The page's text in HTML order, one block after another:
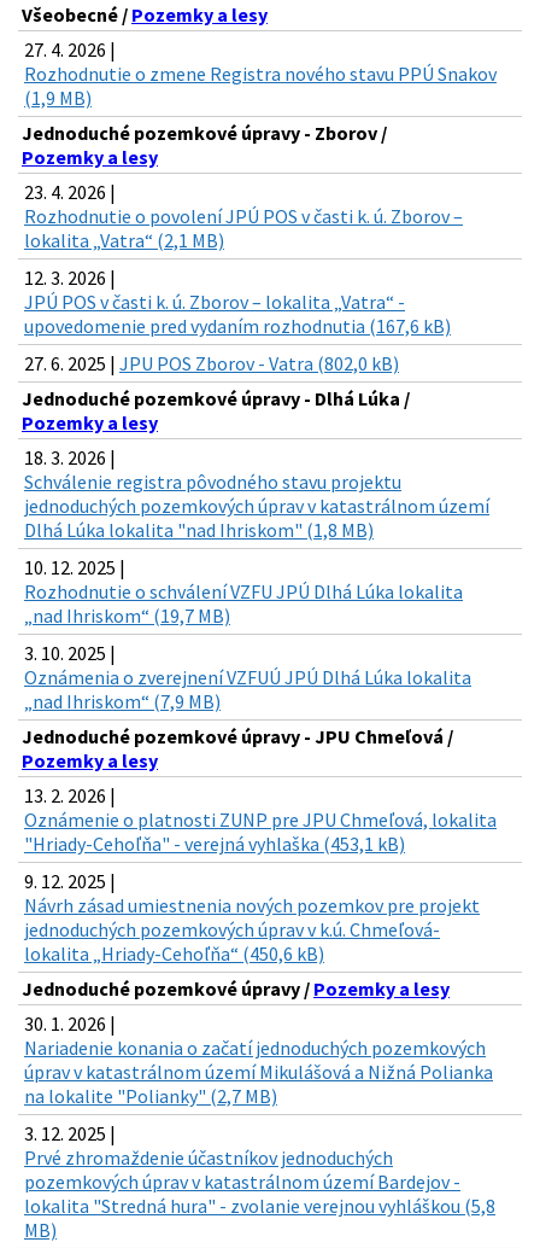
Všeobecné / Pozemky a lesy
27. 4. 2026 |
Rozhodnutie o zmene Registra nového stavu PPÚ Snakov
(1,9 MB)
Jednoduché pozemkové úpravy - Zborov /
Pozemky a lesy
23. 4. 2026 |
Rozhodnutie o povolení JPÚ POS v časti k. ú. Zborov –
lokalita „Vatra“ (2,1 MB)
12. 3. 2026 |
JPÚ POS v časti k. ú. Zborov – lokalita „Vatra“ -
upovedomenie pred vydaním rozhodnutia (167,6 kB)
27. 6. 2025 | JPU POS Zborov - Vatra (802,0 kB)
Jednoduché pozemkové úpravy - Dlhá Lúka /
Pozemky a lesy
18. 3. 2026 |
Schválenie registra pôvodného stavu projektu
jednoduchých pozemkových úprav v katastrálnom území
Dlhá Lúka lokalita "nad Ihriskom" (1,8 MB)
10. 12. 2025 |
Rozhodnutie o schválení VZFU JPÚ Dlhá Lúka lokalita
„nad Ihriskom“ (19,7 MB)
3. 10. 2025 |
Oznámenia o zverejnení VZFUÚ JPÚ Dlhá Lúka lokalita
„nad Ihriskom“ (7,9 MB)
Jednoduché pozemkové úpravy - JPU Chmeľová /
Pozemky a lesy
13. 2. 2026 |
Oznámenie o platnosti ZUNP pre JPU Chmeľová, lokalita
"Hriady-Cehoľňa" - verejná vyhlaška (453,1 kB)
9. 12. 2025 |
Návrh zásad umiestnenia nových pozemkov pre projekt
jednoduchých pozemkových úprav v k.ú. Chmeľová-
lokalita „Hriady-Cehoľňa“ (450,6 kB)
Jednoduché pozemkové úpravy / Pozemky a lesy
30. 1. 2026 |
Nariadenie konania o začatí jednoduchých pozemkových
úprav v katastrálnom území Mikulášová a Nižná Polianka
na lokalite "Polianky" (2,7 MB)
3. 12. 2025 |
Prvé zhromaždenie účastníkov jednoduchých
pozemkových úprav v katastrálnom území Bardejov -
lokalita "Stredná hura" - zvolanie verejnou vyhláškou (5,8
MB)